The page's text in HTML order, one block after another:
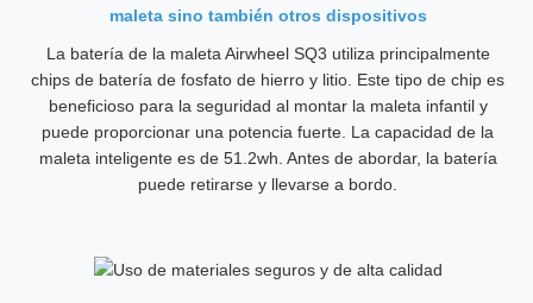
maleta sino también otros dispositivos
La batería de la maleta Airwheel SQ3 utiliza principalmente
chips de batería de fosfato de hierro y litio. Este tipo de chip es
beneficioso para la seguridad al montar la maleta infantil y
puede proporcionar una potencia fuerte. La capacidad de la
maleta inteligente es de 51.2wh. Antes de abordar, la batería
puede retirarse y llevarse a bordo.